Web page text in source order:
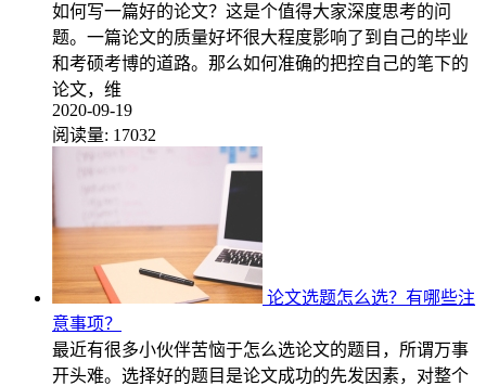
如何写一篇好的论文？这是个值得大家深度思考的问
题。一篇论文的质量好坏很大程度影响了到自己的毕业
和考硕考博的道路。那么如何准确的把控自己的笔下的
论文，维
2020-09-19
阅读量: 17032
论文选题怎么选？有哪些注
意事项？
最近有很多小伙伴苦恼于怎么选论文的题目，所谓万事
开头难。选择好的题目是论文成功的先发因素，对整个